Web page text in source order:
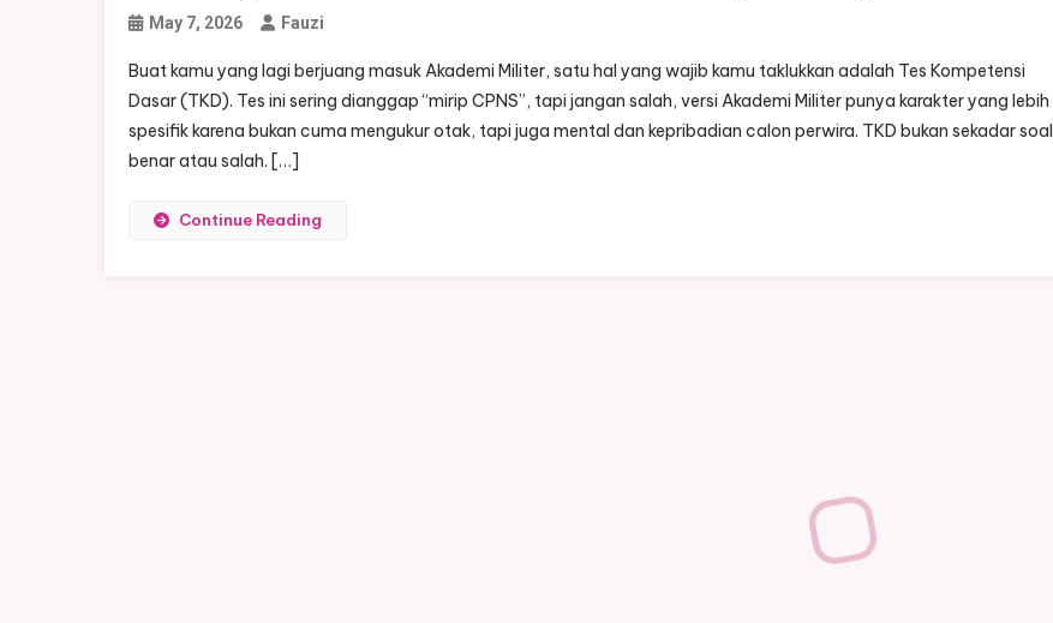
May 7, 2026 Fauzi
Buat kamu yang lagi berjuang masuk Akademi Militer, satu hal yang wajib kamu taklukkan adalah Tes Kompetensi
Dasar (TKD). Tes ini sering dianggap “mirip CPNS”, tapi jangan salah, versi Akademi Militer punya karakter yang lebih
spesifik karena bukan cuma mengukur otak, tapi juga mental dan kepribadian calon perwira. TKD bukan sekadar soal
benar atau salah. […]
Continue Reading